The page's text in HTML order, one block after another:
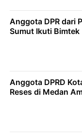
Anggota DPR dari
Sumut Ikuti Bimtek
Anggota DPRD
Reses di Medan